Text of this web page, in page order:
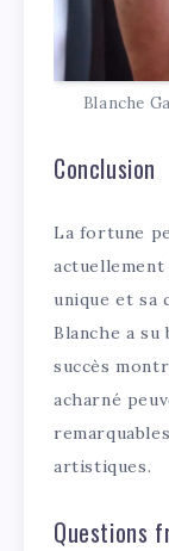
Blanche
Conclusion
La fortune
actuellement
unique et sa
Blanche a
succès
acharné
artistiques.
Questions